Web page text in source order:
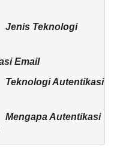
Jenis Teknologi
Email
Teknologi Autentikasi
Mengapa Autentikasi